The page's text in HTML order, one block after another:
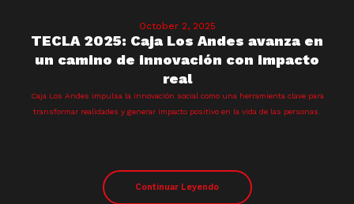
October 2, 2025
TECLA 2025: Caja Los Andes avanza en
un camino de innovación con impacto
real
Caja Los Andes impulsa la innovación social como una herramienta clave para
transformar realidades y generar impacto positivo en la vida de las personas.
Continuar Leyendo